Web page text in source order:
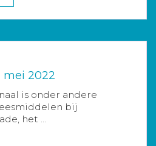
2022
is onder andere
bij
het ...